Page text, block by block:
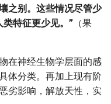
之别。这些情况尽管少
类特征更少见。” （果
在神经生物学层面的感
体分类。再加上现有阶
劣影响，解放天性，实